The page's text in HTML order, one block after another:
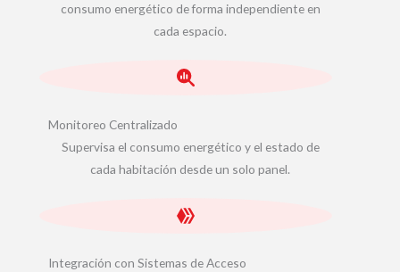
consumo energético de forma independiente en
cada espacio.
Monitoreo Centralizado
Supervisa el consumo energético y el estado de
cada habitación desde un solo panel.
Integración con Sistemas de Acceso